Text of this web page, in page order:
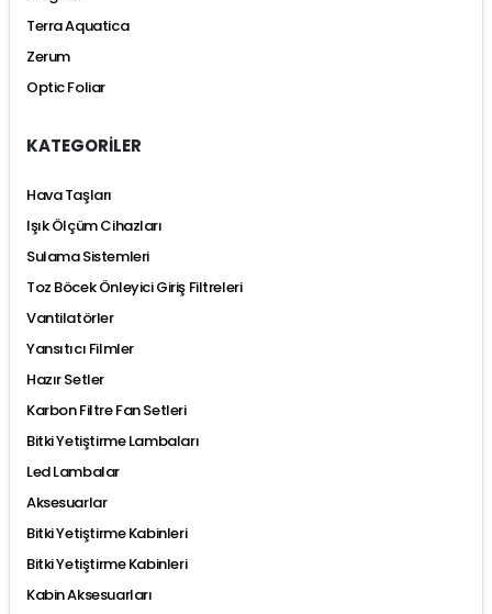
Terra Aquatica
Zerum
Optic Foliar
KATEGORİLER
Hava Taşları
Işık Ölçüm Cihazları
Sulama Sistemleri
Toz Böcek Önleyici Giriş Filtreleri
Vantilatörler
Yansıtıcı Filmler
Hazır Setler
Karbon Filtre Fan Setleri
Bitki Yetiştirme Lambaları
Led Lambalar
Aksesuarlar
Bitki Yetiştirme Kabinleri
Bitki Yetiştirme Kabinleri
Kabin Aksesuarları